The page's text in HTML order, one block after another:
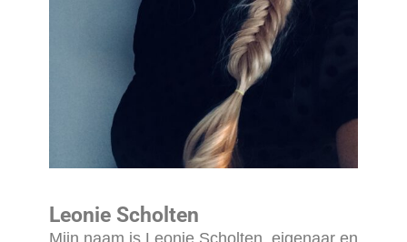
Leonie Scholten
Mijn naam is Leonie Scholten, eigenaar en